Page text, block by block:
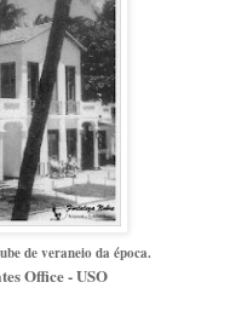
de veraneio da época.
Office - USO